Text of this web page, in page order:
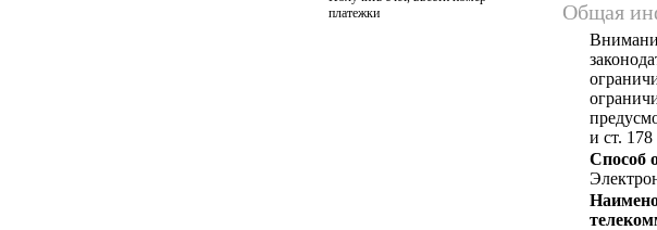
платежки
Общая
и ст.
Способ